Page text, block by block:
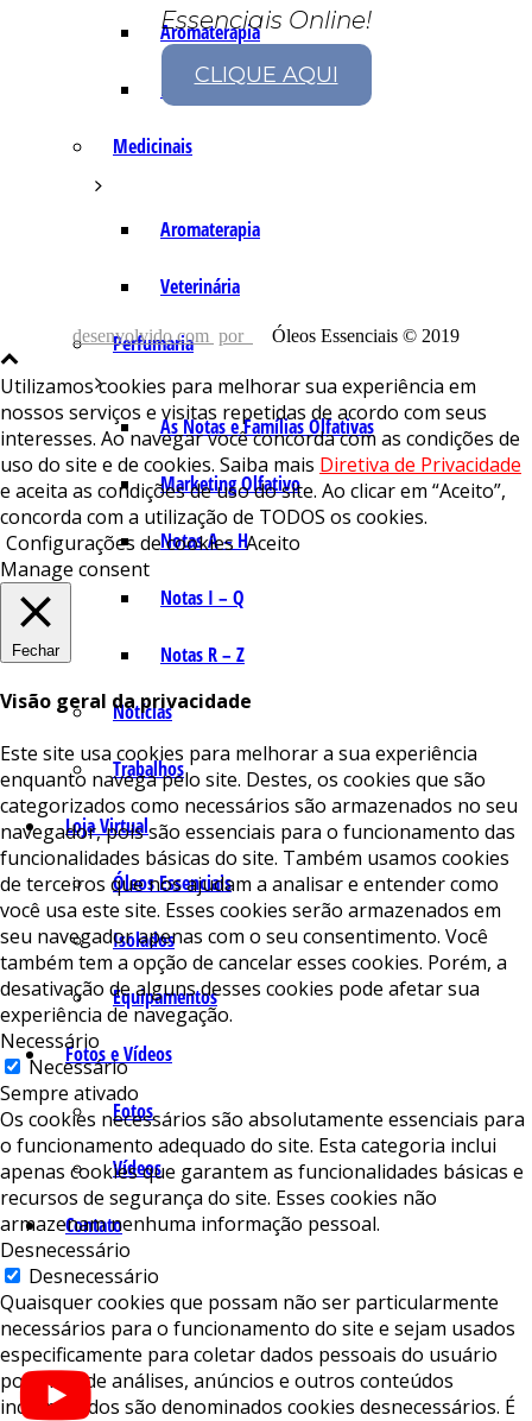
Aromaterapia
Fórmulas Caseiras
Medicinais
Aromaterapia
Veterinária
Perfumaria
As Notas e Famílias Olfativas
Marketing Olfativo
Notas A – H
Notas I – Q
Notas R – Z
Notícias
Trabalhos
Loja Virtual
Óleos Essenciais
Isolados
Equipamentos
Fotos e Vídeos
Fotos
Vídeos
Contato
Essenciais Online!
CLIQUE AQUI
desenvolvido com por Óleos Essenciais © 2019
Utilizamos cookies para melhorar sua experiência em
nossos serviços e visitas repetidas de acordo com seus
interesses. Ao navegar você concorda com as condições de
uso do site e de cookies. Saiba mais Diretiva de Privacidade
e aceita as condições de uso do site. Ao clicar em “Aceito”,
concorda com a utilização de TODOS os cookies.
Configurações de cookies Aceito
Manage consent
Fechar
Visão geral da privacidade
Este site usa cookies para melhorar a sua experiência
enquanto navega pelo site. Destes, os cookies que são
categorizados como necessários são armazenados no seu
navegador, pois são essenciais para o funcionamento das
funcionalidades básicas do site. Também usamos cookies
de terceiros que nos ajudam a analisar e entender como
você usa este site. Esses cookies serão armazenados em
seu navegador apenas com o seu consentimento. Você
também tem a opção de cancelar esses cookies. Porém, a
desativação de alguns desses cookies pode afetar sua
experiência de navegação.
Necessário
Necessário
Sempre ativado
Os cookies necessários são absolutamente essenciais para
o funcionamento adequado do site. Esta categoria inclui
apenas cookies que garantem as funcionalidades básicas e
recursos de segurança do site. Esses cookies não
armazenam nenhuma informação pessoal.
Desnecessário
Desnecessário
Quaisquer cookies que possam não ser particularmente
necessários para o funcionamento do site e sejam usados ​​
especificamente para coletar dados pessoais do usuário
por meio de análises, anúncios e outros conteúdos
incorporados são denominados cookies desnecessários. É